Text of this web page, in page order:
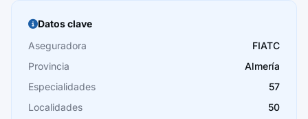
Burgos
Cáceres
Cádiz
Cantabria
Datos clave
Aseguradora
FIATC
Provincia
Almería
Especialidades
57
Localidades
50